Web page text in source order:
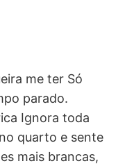
me ter Só
parado.
Ignora toda
quarto e sente
mais brancas,